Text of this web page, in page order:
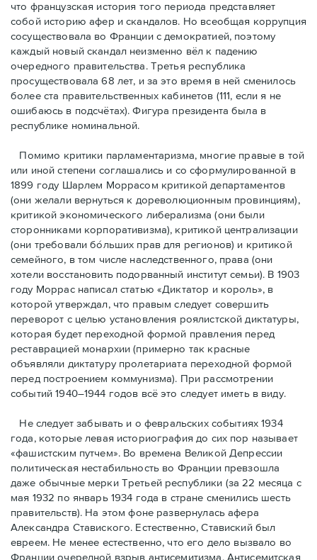
что французская история того периода представляет
собой историю афер и скандалов. Но всеобщая коррупция
сосуществовала во Франции с демократией, поэтому
каждый новый скандал неизменно вёл к падению
очередного правительства. Третья республика
просуществовала 68 лет, и за это время в ней сменилось
более ста правительственных кабинетов (111, если я не
ошибаюсь в подсчётах). Фигура президента была в
республике номинальной.
Помимо критики парламентаризма, многие правые в той
или иной степени соглашались и со сформулированной в
1899 году Шарлем Моррасом критикой департаментов
(они желали вернуться к дореволюционным провинциям),
критикой экономического либерализма (они были
сторонниками корпоративизма), критикой централизации
(они требовали бóльших прав для регионов) и критикой
семейного, в том числе наследственного, права (они
хотели восстановить подорванный институт семьи). В 1903
году Моррас написал статью «Диктатор и король», в
которой утверждал, что правым следует совершить
переворот с целью установления роялистской диктатуры,
которая будет переходной формой правления перед
реставрацией монархии (примерно так красные
объявляли диктатуру пролетариата переходной формой
перед построением коммунизма). При рассмотрении
событий 1940–1944 годов всё это следует иметь в виду.
Не следует забывать и о февральских событиях 1934
года, которые левая историография до сих пор называет
«фашистским путчем». Во времена Великой Депрессии
политическая нестабильность во Франции превзошла
даже обычные мерки Третьей республики (за 22 месяца с
мая 1932 по январь 1934 года в стране сменились шесть
правительств). На этом фоне развернулась афера
Александра Ставиского. Естественно, Ставиский был
евреем. Не менее естественно, что его дело вызвало во
Франции очередной взрыв антисемитизма. Антисемитская